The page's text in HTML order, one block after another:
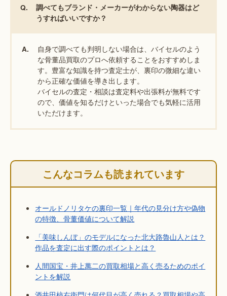
Q.
調べてもブランド・メーカーがわからない陶器はど
うすればいいですか？
A.
自身で調べても判明しない場合は、バイセルのよう
な骨董品買取のプロへ依頼することをおすすめしま
す。豊富な知識を持つ査定士が、裏印の微細な違い
から正確な価値を導き出します。
バイセルの査定・相談は査定料や出張料が無料です
ので、価値を知るだけといった場合でも気軽に活用
いただけます。
こんなコラムも読まれています
オールドノリタケの裏印一覧｜年代の見分け方や偽物
の特徴、骨董価値について解説
「美味しんぼ」のモデルになった北大路魯山人とは？
作品を査定に出す際のポイントとは？
人間国宝・井上萬二の買取相場と高く売るためのポイ
ントを解説